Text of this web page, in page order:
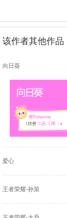
该作者其他作品
向日葵
爱心
王者荣耀-孙策